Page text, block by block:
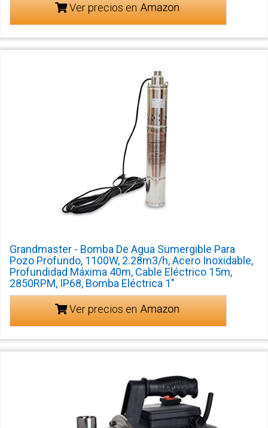
Ver precios en
Grandmaster - Bomba De Agua Sumergible Para
Pozo Profundo, 1100W, 2.28m3/h, Acero Inoxidable,
Profundidad Máxima 40m, Cable Eléctrico 15m,
2850RPM, IP68, Bomba Eléctrica 1"
Ver precios en